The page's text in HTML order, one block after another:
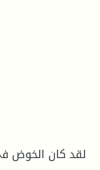
لقد كان الخوض